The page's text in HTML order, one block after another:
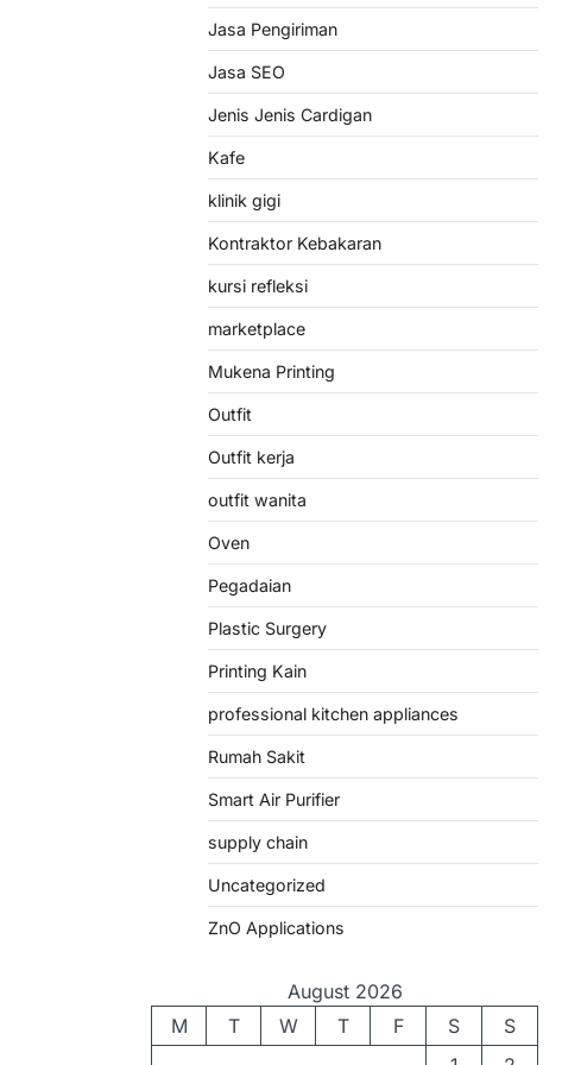
Jasa Pengiriman
Jasa SEO
Jenis Jenis Cardigan
Kafe
klinik gigi
Kontraktor Kebakaran
kursi refleksi
marketplace
Mukena Printing
Outfit
Outfit kerja
outfit wanita
Oven
Pegadaian
Plastic Surgery
Printing Kain
professional kitchen appliances
Rumah Sakit
Smart Air Purifier
supply chain
Uncategorized
ZnO Applications
August 2026
M
T W T F S
S